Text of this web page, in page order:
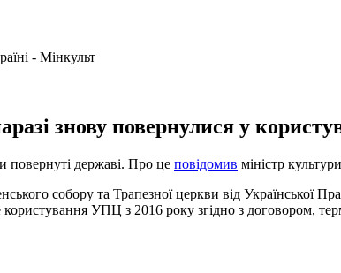
знову повернулися у
повернуті державі. Про це повідомив міністр
собору та Трапезної церкви від Української
УПЦ з 2016 року згідно з договором,